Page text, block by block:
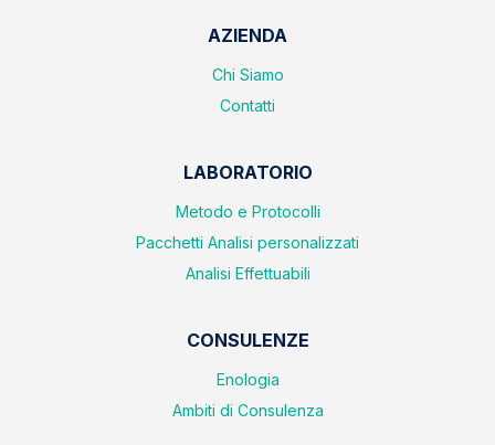
AZIENDA
Chi Siamo
Contatti
LABORATORIO
Metodo e Protocolli
Pacchetti Analisi personalizzati
Analisi Effettuabili
CONSULENZE
Enologia
Ambiti di Consulenza